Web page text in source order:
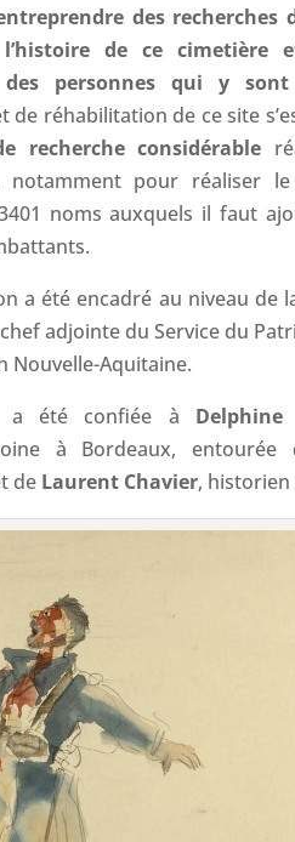
des recherches
de ce cimetière
personnes qui y sont
de réhabilitation de ce site
recherche considérable
notamment pour réaliser
noms auxquels il faut
a été encadré au niveau de
chef adjointe du Service du
Nouvelle-Aquitaine.
a été confiée à Delphine
à Bordeaux, entourée
de Laurent Chavier, historien